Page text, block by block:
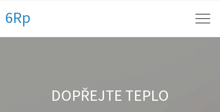
6Rp
DOPŘEJTE TEPLO